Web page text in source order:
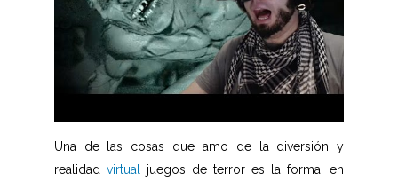
Una de las cosas que amo de la diversión y
realidad virtualjuegos de terror es la forma, en